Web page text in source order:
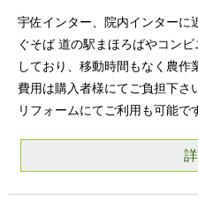
宇佐インター、院内インターに
ぐそば 道の駅まほろばやコン
しており、移動時間もなく農
費用は購入者様にてご負担下さ
リフォームにてご利用も可能で